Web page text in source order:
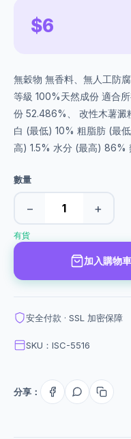
$6
無穀物 無香料、無人工防
等級 100%天然成份 適合
份 52.486%、 改性木薯澱
白 (最低) 10% 粗脂肪 (最
高) 1.5% 水分 (最高) 86%
數量
− +
有貨
加入購物車
安全付款 · SSL 加密保障
SKU：ISC-5516
分享：